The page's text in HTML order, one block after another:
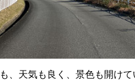
、天気も良く、景色も開け